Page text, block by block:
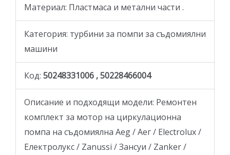
Материал: Пластмаса и метални части .
Категория: турбини за помпи за съдомиялни
машини
Код: 50248331006 , 50228466004
Описание и подходящи модели: Ремонтен
комплект за мотор на циркулационна
помпа на съдомиялна Aeg / Аег / Electrolux /
Електролукс / Zanussi / Зансуи / Zanker /